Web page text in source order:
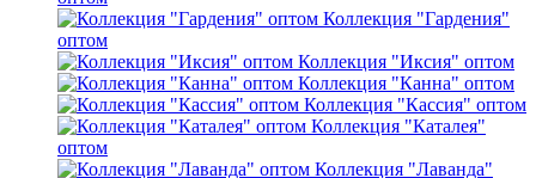
Коллекция "Гардения"
оптом
Коллекция "Иксия" оптом
Коллекция "Канна" оптом
Коллекция "Кассия" оптом
Коллекция "Каталея"
оптом
Коллекция "Лаванда"